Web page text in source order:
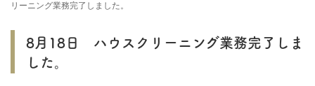
リーニング業務完了しました。
8月18日 ハウスクリーニング業務完了しま
した。